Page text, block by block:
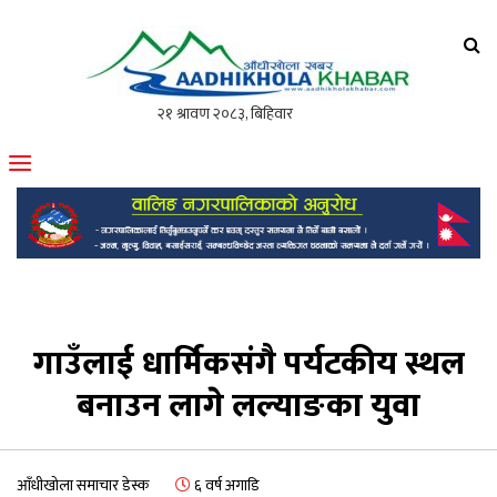
मोफसलकै लोकप्रिय अनलाइन पत्रिका
गाउँलाई धार्मिकसंगै पर्यटकीय स्थल
बनाउन लागे लल्याङका युवा
आँधीखोला समाचार डेस्क ६ वर्ष अगाडि